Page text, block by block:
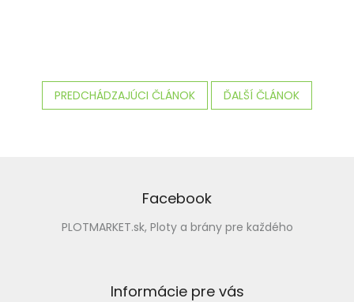
PREDCHÁDZAJÚCI ČLÁNOK ĎALŠÍ ČLÁNOK
Facebook
PLOTMARKET.sk, Ploty a brány pre každého
Informácie pre vás